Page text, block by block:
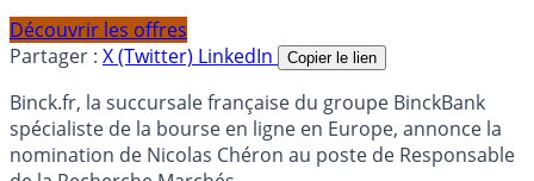
Découvrir les offres
Partager : X (Twitter) LinkedIn Copier le lien
Binck.fr, la succursale française du groupe BinckBank
spécialiste de la bourse en ligne en Europe, annonce la
nomination de Nicolas Chéron au poste de Responsable